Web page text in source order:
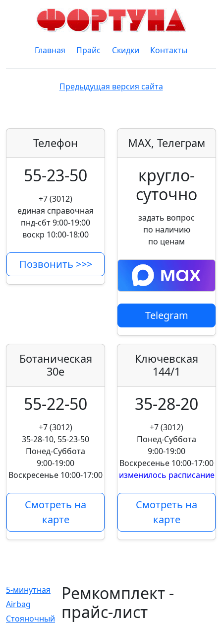
Главная Прайс Скидки Контакты
Предыдущая версия сайта
Телефон
55-23-50
+7 (3012)
единая справочная
пнд-сбт 9:00-19:00
воскр 10:00-18:00
Позвонить >>>
MAX, Телеграм
кругло­
суточно
задать вопрос
по наличию
по ценам
Telegram
Ботаническая
30е
55-22-50
+7 (3012)
35-28-10, 55-23-50
Понед-Суббота
9:00-19:00
Воскресенье 10:00-17:00
Смотреть на
карте
Ключевская
144/1
35-28-20
+7 (3012)
Понед-Суббота
9:00-19:00
Воскресенье 10:00-17:00
изменилось расписание
Смотреть на
карте
5-минутная
[1]
Airbag
[18]
Cтояночный
[1]
Ремкомплект -
прайс-лист